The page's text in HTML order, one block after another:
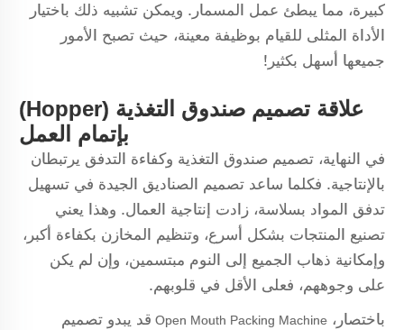
كبيرة، مما يبطئ عمل المسمار. ويمكن تشبيه ذلك باختيار
الأداة المثلى للقيام بوظيفة معينة، حيث تصبح الأمور
جميعها أسهل بكثير!
علاقة تصميم صندوق التغذية (Hopper)
بإتمام العمل
في النهاية، تصميم صندوق التغذية وكفاءة التدفق يرتبطان
بالإنتاجية. فكلما ساعد تصميم الصناديق الجيدة في تسهيل
تدفق المواد بسلاسة، زادت إنتاجية العمال. وهذا يعني
تصنيع المنتجات بشكل أسرع، وتنظيم المخازن بكفاءة أكبر،
وإمكانية ذهاب الجميع إلى النوم مبتسمين، وإن لم يكن
على وجوههم، فعلى الأقل في قلوبهم.
باختصار،Open Mouth Packing Machine قد يبدو تصميم